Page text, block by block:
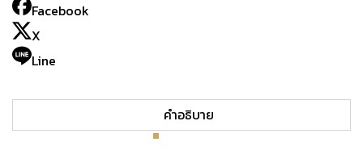
Facebook
X
Line
คำอธิบาย